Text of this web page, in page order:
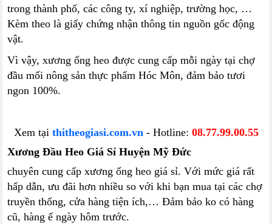
trong thành phố, các công ty, xí nghiệp, trường học, …
Kèm theo là giấy chứng nhận thông tin nguồn gốc động
vật.
Vì vậy, xương ống heo được cung cấp mỗi ngày tại chợ
đầu mối nông sản thực phẩm Hóc Môn, đảm bảo tươi
ngon 100%.
Xem tại thitheogiasi.com.vn- Hotline: 08.77.99.00.55
Xương Đầu Heo Giá Sỉ Huyện Mỹ Đức
chuyên cung cấp xương ống heo giá sỉ. Với mức giá rất
hấp dẫn, ưu đãi hơn nhiều so với khi bạn mua tại các chợ
truyền thống, cửa hàng tiện ích,… Đảm bảo ko có hàng
cũ, hàng ế ngày hôm trước.